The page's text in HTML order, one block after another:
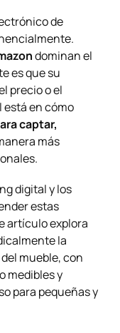
de
dominan el
es que su
precio o el
en cómo
captar,
más
digital y los
estas
artículo explora
la
mueble, con
medibles y
para pequeñas y